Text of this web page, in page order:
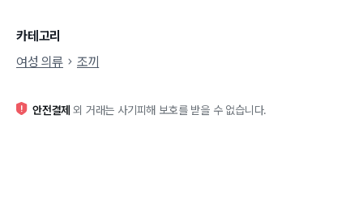
카테고리
여성 의류
조끼
안전결제 외 거래는 사기피해 보호를 받을 수 없습니다.